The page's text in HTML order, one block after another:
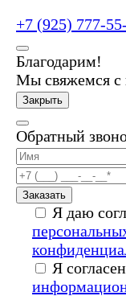
+7 (925) 777-
Благодарим!
Мы свяжемся с
Закрыть
Обратный
Заказать
Я даю
Я